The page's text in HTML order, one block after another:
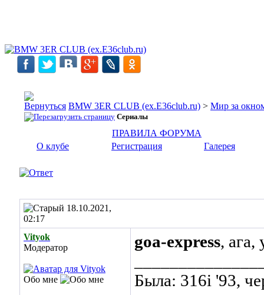
BMW 3ER CLUB (ex.E36club.ru) > Мир за
Сериалы
ПРАВИЛА ФОРУМА
О клубе
Регистрация Галерея
18.10.2021,
02:17
Vityok
Модератор
Обо мне
goa-express, ага,
Была: 316i '93,